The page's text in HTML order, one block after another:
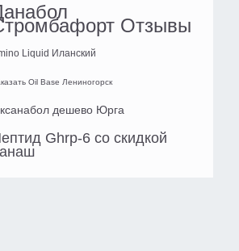
Отзывы
Liquid Иланский
Oil Base Лениногорск
дешево Юрга
Ghrp-6 со скидкой